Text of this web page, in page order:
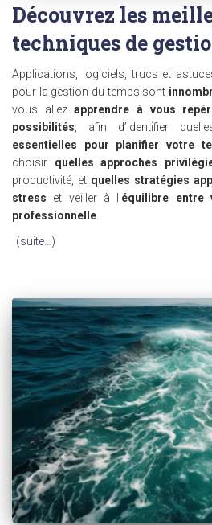
Découvrez les
techniques de
Applications, logiciels, trucs et
pour la gestion du temps sont
vous allezapprendre à vous
possibilités , afin d’identifier
essentielles pour planifier votre
choisir quelles approches
productivité, et quelles stratégies
stress et veiller à l’équilibre entre
professionnelle
(suite…)